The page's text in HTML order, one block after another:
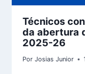
Técnicos
da abertura
2025-26
Por Josias Junior